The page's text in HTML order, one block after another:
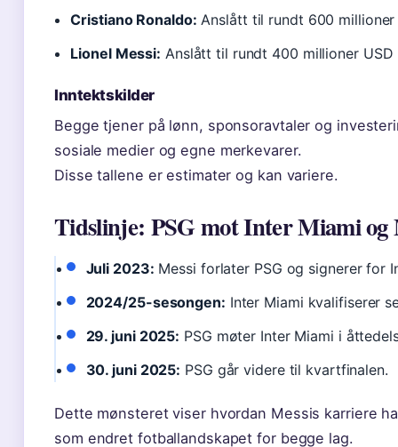
Cristiano Ronaldo: Anslått til rundt 600
Lionel Messi: Anslått til rundt 400 millioner
Inntektskilder
Begge tjener på lønn, sponsoravtaler og
sosiale medier og egne merkevarer.
Disse tallene er estimater og kan variere.
Tidslinje: PSG mot Inter Miami og
Juli 2023: Messi forlater PSG og signerer for
2024/25-sesongen: Inter Miami kvalifiserer
29. juni 2025: PSG møter Inter Miami i
30. juni 2025: PSG går videre til kvartfinalen.
Dette mønsteret viser hvordan Messis karriere
som endret fotballandskapet for begge lag.